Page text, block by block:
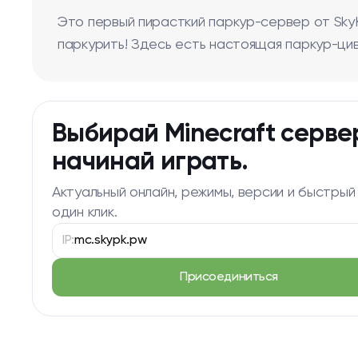
Это первый пирасткий паркур-сервер от
паркурить! Здесь есть настоящая паркур-
Выбирай Minecraft
начинай играть.
Актуальный онлайн, режимы, версии и быстрый
один клик.
IP:mc.skypk.pw
Присоединиться